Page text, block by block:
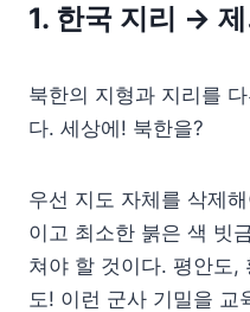
1. 한국 지리 →
북한의 지형과 지리를
다. 세상에! 북한을?
우선 지도 자체를 삭제
이고 최소한 붉은 색 빗
쳐야 할 것이다. 평안도,
도! 이런 군사 기밀을 교